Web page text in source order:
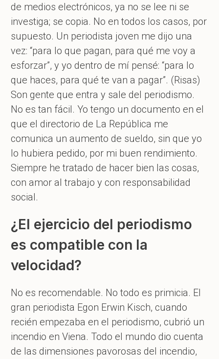
de medios electrónicos, ya no se lee ni se
investiga; se copia. No en todos los casos, por
supuesto. Un periodista joven me dijo una
vez: “para lo que pagan, para qué me voy a
esforzar”, y yo dentro de mí pensé: “para lo
que haces, para qué te van a pagar”. (Risas)
Son gente que entra y sale del periodismo.
No es tan fácil. Yo tengo un documento en el
que el directorio de La República me
comunica un aumento de sueldo, sin que yo
lo hubiera pedido, por mi buen rendimiento.
Siempre he tratado de hacer bien las cosas,
con amor al trabajo y con responsabilidad
social.
¿El ejercicio del periodismo
es compatible con la
velocidad?
No es recomendable. No todo es primicia. El
gran periodista Egon Erwin Kisch, cuando
recién empezaba en el periodismo, cubrió un
incendio en Viena. Todo el mundo dio cuenta
de las dimensiones pavorosas del incendio,